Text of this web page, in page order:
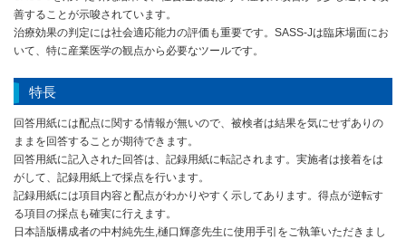
善することが示唆されています。
治療効果の判定には社会適応能力の評価も重要です。SASS-Jは臨床場面にお
いて、特に産業医学の観点から必要なツールです。
特長
回答用紙には配点に関する情報が無いので、被検者は結果を気にせずありの
ままを回答することが期待できます。
回答用紙に記入された回答は、記録用紙に転記されます。実施者は接着をは
がして、記録用紙上で採点を行います。
記録用紙には項目内容と配点がわかりやすく示してあります。得点が逆転す
る項目の採点も確実に行えます。
日本語版構成者の中村純先生,樋口輝彦先生に使用手引をご執筆いただきまし